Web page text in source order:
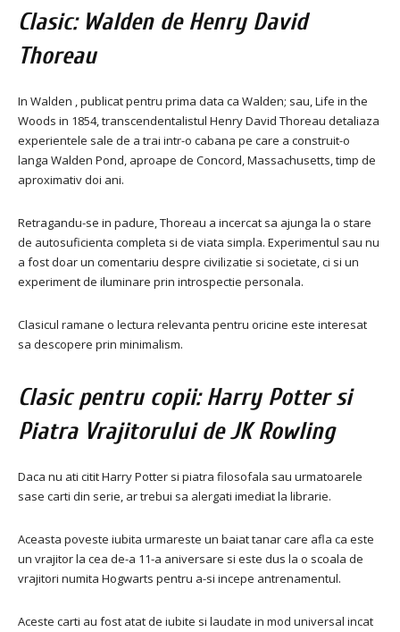
Clasic: Walden de Henry David
Thoreau
In Walden , publicat pentru prima data ca Walden; sau, Life in the
Woods in 1854, transcendentalistul Henry David Thoreau detaliaza
experientele sale de a trai intr-o cabana pe care a construit-o
langa Walden Pond, aproape de Concord, Massachusetts, timp de
aproximativ doi ani.
Retragandu-se in padure, Thoreau a incercat sa ajunga la o stare
de autosuficienta completa si de viata simpla. Experimentul sau nu
a fost doar un comentariu despre civilizatie si societate, ci si un
experiment de iluminare prin introspectie personala.
Clasicul ramane o lectura relevanta pentru oricine este interesat
sa descopere prin minimalism.
Clasic pentru copii: Harry Potter si
Piatra Vrajitorului de JK Rowling
Daca nu ati citit Harry Potter si piatra filosofala sau urmatoarele
sase carti din serie, ar trebui sa alergati imediat la librarie.
Aceasta poveste iubita urmareste un baiat tanar care afla ca este
un vrajitor la cea de-a 11-a aniversare si este dus la o scoala de
vrajitori numita Hogwarts pentru a-si incepe antrenamentul.
Aceste carti au fost atat de iubite si laudate in mod universal incat